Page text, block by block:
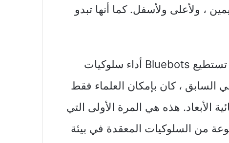
، ولأعلى ولأسفل. كما أنها تبدو
بين هذا النوع من الأجهزة والخوارزميات ، تستطيع Bluebots أداء سلوكيات
، كان بإمكان العلماء فقط
الأبعاد. هذه هي المرة الأولى التي
من السلوكيات المعقدة في بيئة